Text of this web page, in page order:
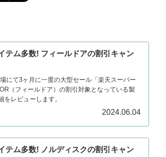
テム多数! フィールドアの割引キャン
にて3ヶ月に一度の大型セール「楽天スーパー
（フィールドア）の割引対象となっている製
レビューします。
2024.06.04
テム多数! ノルディスクの割引キャン